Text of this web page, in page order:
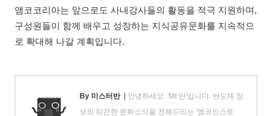
앰코코리아는 앞으로도 사내강사들의 활동을 적극 지원하며,
구성원들이 함께 배우고 성장하는 지식공유문화를 지속적으
로 확대해 나갈 계획입니다.
By 미스터반 | 안녕하세요. 'Mr.반'입니다. 반도체 정
보와 따끈한 문화소식을 전해드리는 '앰코인스토